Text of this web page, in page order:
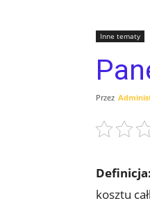
Inne tematy
Przez
Definicja:
kosztu